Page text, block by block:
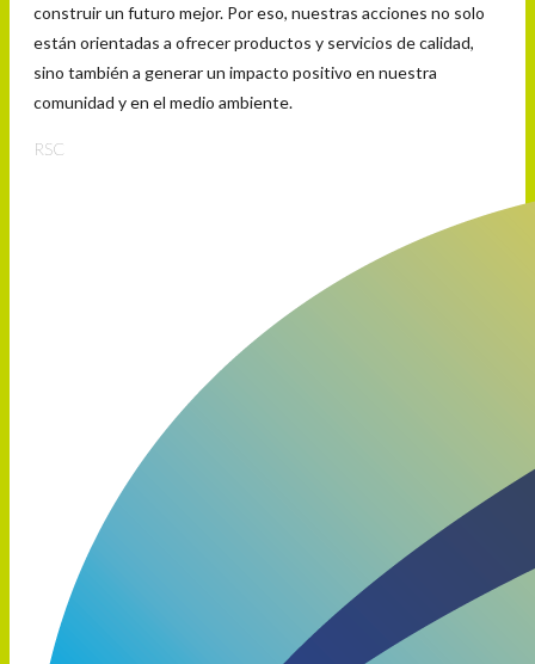
construir un futuro mejor. Por eso, nuestras acciones no solo
están orientadas a ofrecer productos y servicios de calidad,
sino también a generar un impacto positivo en nuestra
comunidad y en el medio ambiente.
RSC